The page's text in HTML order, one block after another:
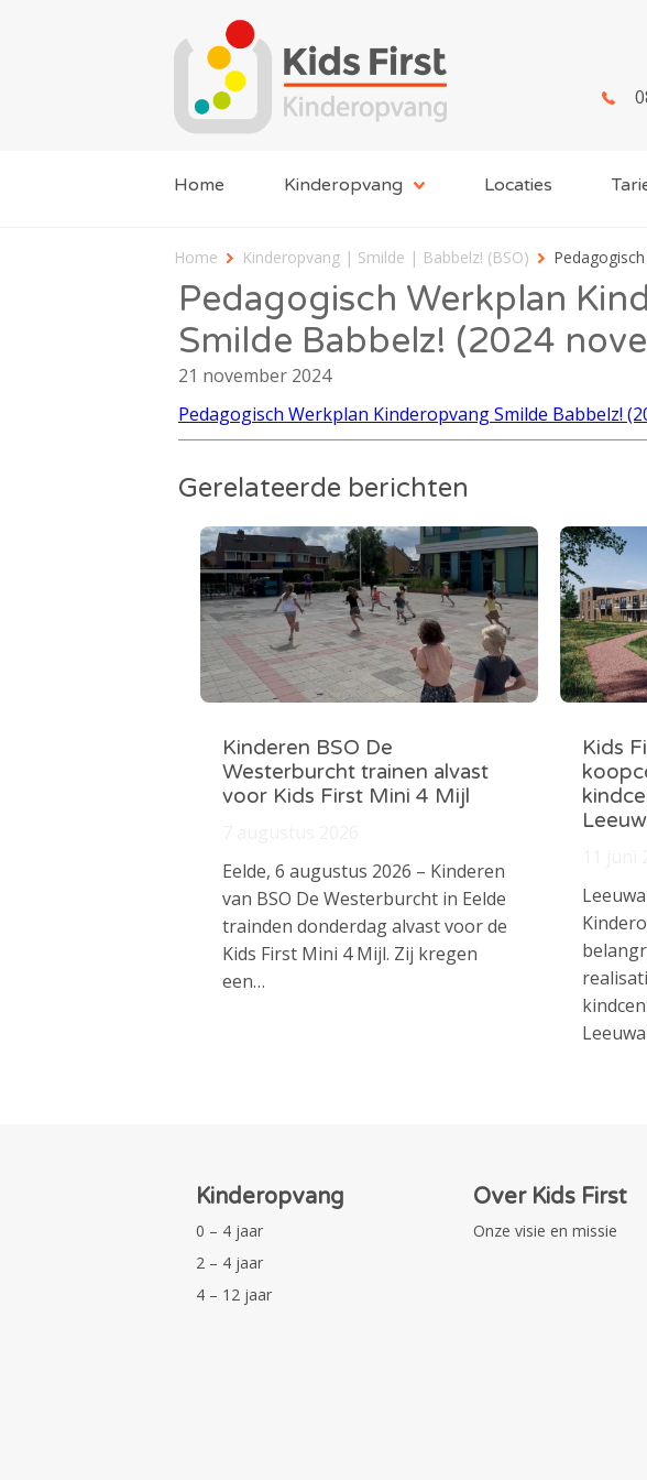
Home Kinderopvang Locaties
Home Kinderopvang | Smilde | Babbelz! (BSO)
Pedagogisch Werkplan
Smilde Babbelz! (2024
21 november 2024
Pedagogisch Werkplan Kinderopvang Smilde Babbelz!
Gerelateerde berichten
Kinderen BSO De
Westerburcht trainen alvast
voor Kids First Mini 4 Mijl
Eelde, 6 augustus 2026 – Kinderen
van BSO De Westerburcht in Eelde
trainden donderdag alvast voor de
Kids First Mini 4 Mijl. Zij kregen
een…
Kids
Kinderopvang
0 – 4 jaar
2 – 4 jaar
4 – 12 jaar
Over Kids First
Onze visie en missie